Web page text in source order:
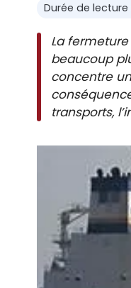
Durée de
La
beaucoup
concentre
transports,